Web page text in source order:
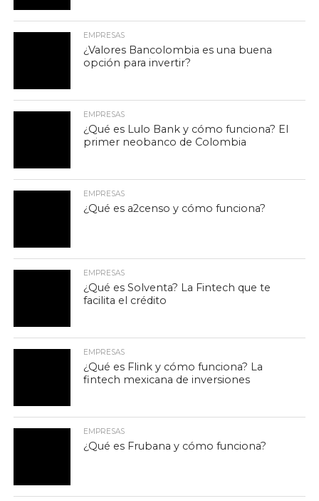
EMPRESAS
¿Valores Bancolombia es una buena
opción para invertir?
EMPRESAS
¿Qué es Lulo Bank y cómo funciona? El
primer neobanco de Colombia
EMPRESAS
¿Qué es a2censo y cómo funciona?
EMPRESAS
¿Qué es Solventa? La Fintech que te
facilita el crédito
EMPRESAS
¿Qué es Flink y cómo funciona? La
fintech mexicana de inversiones
EMPRESAS
¿Qué es Frubana y cómo funciona?